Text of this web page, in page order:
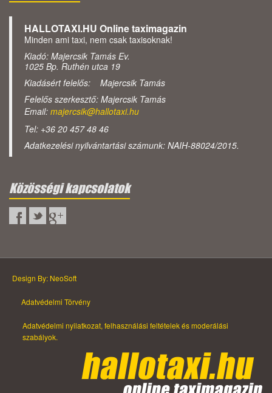
HALLOTAXI.HU Online taximagazin
Minden ami taxi, nem csak taxisoknak!
Kiadó: Majercsik Tamás Ev.
1025 Bp. Ruthén utca 19
Kiadásért felelős: Majercsik Tamás
Felelős szerkesztő: Majercsik Tamás
Email: majercsik@hallotaxi.hu
Tel: +36 20 457 48 46
Adatkezelési nyilvántartási számunk: NAIH-88024/2015.
Közösségi kapcsolatok
Design By: NeoSoft
Adatvédelmi Törvény
Adatvédelmi nyilatkozat, felhasználási feltételek és moderálási
szabályok.